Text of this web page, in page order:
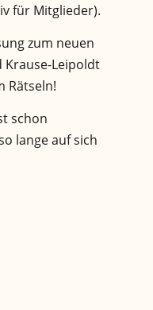
für Mitglieder).
zum neuen
Krause-Leipoldt
Rätseln!
schon
lange auf sich